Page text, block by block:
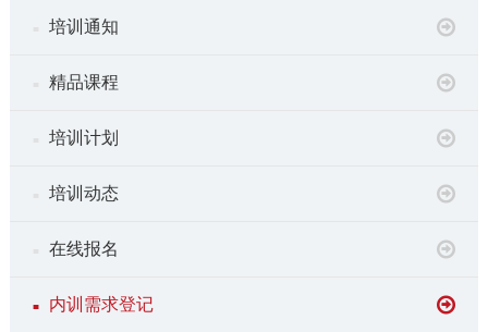
培训通知
精品课程
培训计划
培训动态
在线报名
■ 内训需求登记